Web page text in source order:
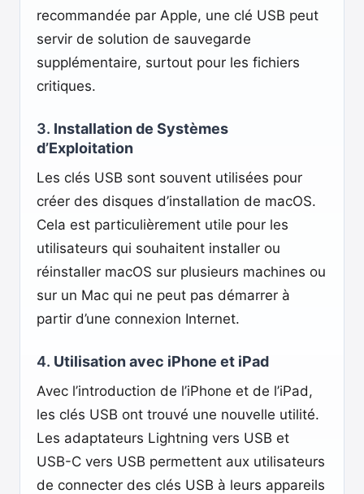
recommandée par Apple, une clé USB peut
servir de solution de sauvegarde
supplémentaire, surtout pour les fichiers
critiques.
3. Installation de Systèmes
d’Exploitation
Les clés USB sont souvent utilisées pour
créer des disques d’installation de macOS.
Cela est particulièrement utile pour les
utilisateurs qui souhaitent installer ou
réinstaller macOS sur plusieurs machines ou
sur un Mac qui ne peut pas démarrer à
partir d’une connexion Internet.
4. Utilisation avec iPhone et iPad
Avec l’introduction de l’iPhone et de l’iPad,
les clés USB ont trouvé une nouvelle utilité.
Les adaptateurs Lightning vers USB et
USB-C vers USB permettent aux utilisateurs
de connecter des clés USB à leurs appareils